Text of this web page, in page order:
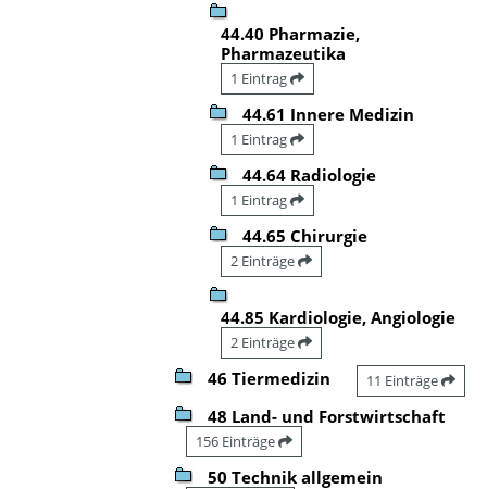
44.40 Pharmazie,
Pharmazeutika
1 Eintrag
44.61 Innere Medizin
1 Eintrag
44.64 Radiologie
1 Eintrag
44.65 Chirurgie
2 Einträge
44.85 Kardiologie, Angiologie
2 Einträge
46 Tiermedizin 11 Einträge
48 Land- und Forstwirtschaft
156 Einträge
50 Technik allgemein